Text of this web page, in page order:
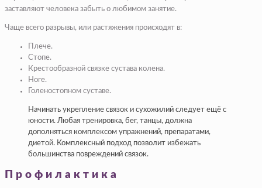
заставляют человека забыть о любимом занятие.
Чаще всего разрывы, или растяжения происходят в:
Плече.
Стопе.
Крестообразной связке сустава колена.
Ноге.
Голеностопном суставе.
Начинать укрепление связок и сухожилий следует ещё с
юности. Любая тренировка, бег, танцы, должна
дополняться комплексом упражнений, препаратами,
диетой. Комплексный подход позволит избежать
большинства повреждений связок.
Профилактика